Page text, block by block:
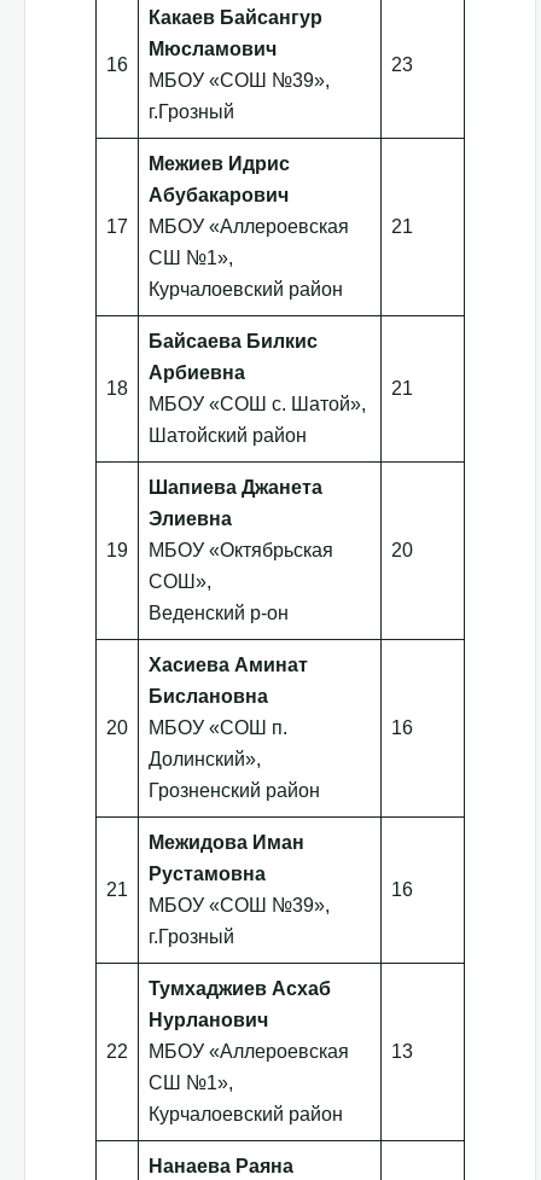
16
Какаев Байсангур
Мюсламович
МБОУ «СОШ №39»,
г.Грозный
23
17
Межиев Идрис
Абубакарович
МБОУ «Аллероевская
СШ №1»,
Курчалоевский район
21
18
Байсаева Билкис
Арбиевна
МБОУ «СОШ с. Шатой»,
Шатойский район
21
19
Шапиева Джанета
Элиевна
МБОУ «Октябрьская
СОШ»,
Веденский р-он
20
20
Хасиева Аминат
Бислановна
МБОУ «СОШ п.
Долинский»,
Грозненский район
16
21
Межидова Иман
Рустамовна
МБОУ «СОШ №39»,
г.Грозный
16
22
Тумхаджиев Асхаб
Нурланович
МБОУ «Аллероевская
СШ №1»,
Курчалоевский район
13
Нанаева Раяна